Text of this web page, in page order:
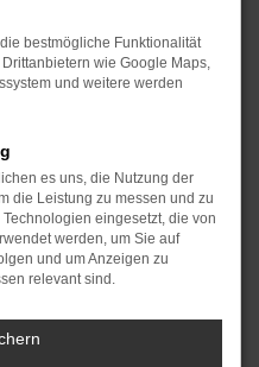
Stiglmayr – Ihre erste
Jahreswagen Fahrzeuge
Unser renommiertes
herausragende
zu präsentieren, die
und Leistung erfüllen.
Partner, wenn es
Erfahren Sie mehr über
Flotte und
Adresse für VW
bestmögliche Funktionalität
wie Google Maps,
und weitere werden
es uns, die Nutzung der
die Leistung zu messen und zu
eingesetzt, die von
werden, um Sie auf
und um Anzeigen zu
relevant sind.